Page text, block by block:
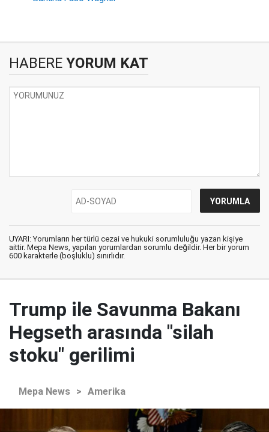
HABERE YORUM KAT
UYARI: Yorumların her türlü cezai ve hukuki sorumluluğu yazan kişiye
aittir. Mepa News, yapılan yorumlardan sorumlu değildir. Her bir yorum
600 karakterle (boşluklu) sınırlıdır.
Trump ile Savunma Bakanı
Hegseth arasında "silah
stoku" gerilimi
Mepa News > Amerika